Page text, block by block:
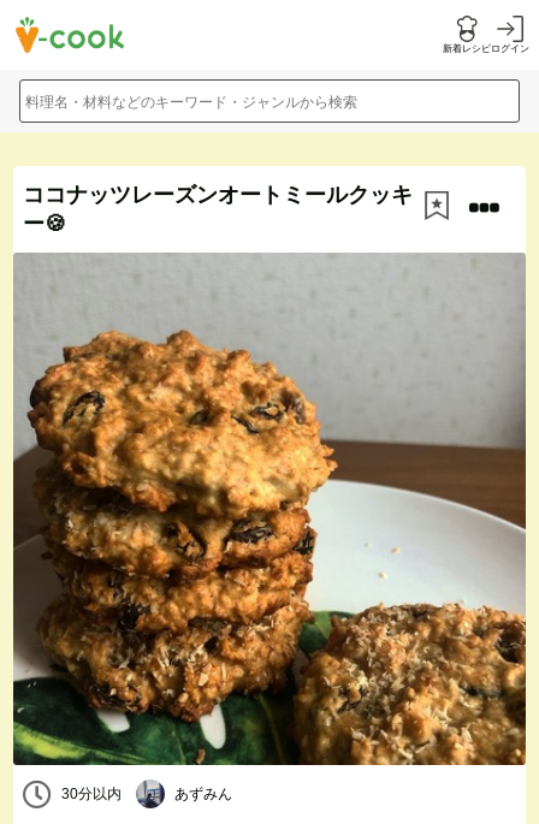
新着レシピログイン
料理名・材料などのキーワード・ジャンルから検索
ココナッツレーズンオートミールクッキ
ー🍪
30分以内 あずみん